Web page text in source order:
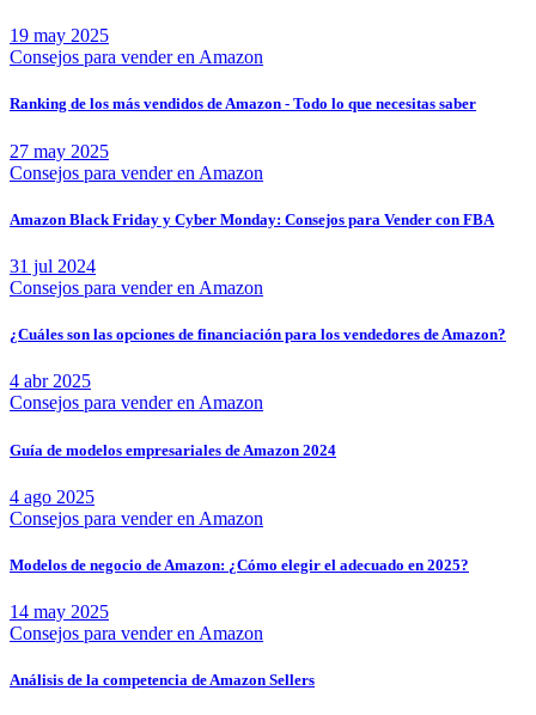
19 may 2025
Consejos para vender en Amazon
Ranking de los más vendidos de Amazon - Todo lo que necesitas saber
27 may 2025
Consejos para vender en Amazon
Amazon Black Friday y Cyber Monday: Consejos para Vender con FBA
31 jul 2024
Consejos para vender en Amazon
¿Cuáles son las opciones de financiación para los vendedores de Amazon?
4 abr 2025
Consejos para vender en Amazon
Guía de modelos empresariales de Amazon 2024
4 ago 2025
Consejos para vender en Amazon
Modelos de negocio de Amazon: ¿Cómo elegir el adecuado en 2025?
14 may 2025
Consejos para vender en Amazon
Análisis de la competencia de Amazon Sellers